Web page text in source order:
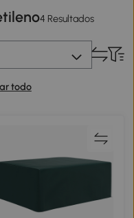
4 Resultados
todo